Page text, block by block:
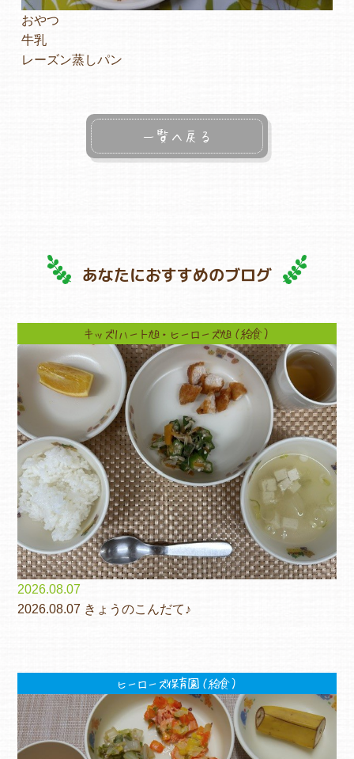
おやつ
牛乳
レーズン蒸しパン
一覧へ戻る
あなたにおすすめのブログ
キッズ1ハート旭・ヒーローズ旭（給食）
2026.08.07
2026.08.07 きょうのこんだて♪
ヒーローズ保育園（給食）